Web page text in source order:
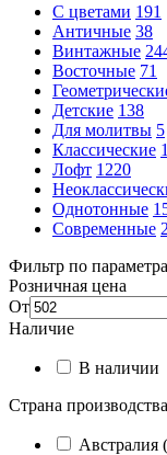
C цветами 191
Античные 38
Винтажные
Восточные 71
Детские 138
Для молитвы 5
Классические
Лофт 1220
Однотонные
Современные
Фильтр по
Розничная цена
От
Наличие
В наличии
Страна производства
Австралия